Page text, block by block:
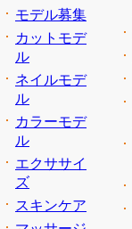
モデル募集
カットモデ
ル
ネイルモデ
ル
カラーモデ
ル
エクササイ
ズ
スキンケア